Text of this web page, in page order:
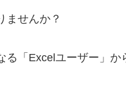
ませんか？
「Excelユーザー」か